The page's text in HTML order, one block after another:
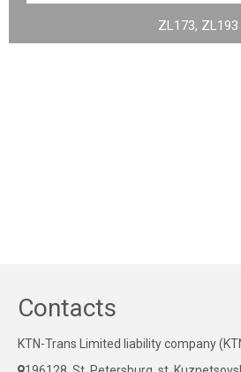
ZL173, ZL193
Contacts
KTN-Trans Limited liability company